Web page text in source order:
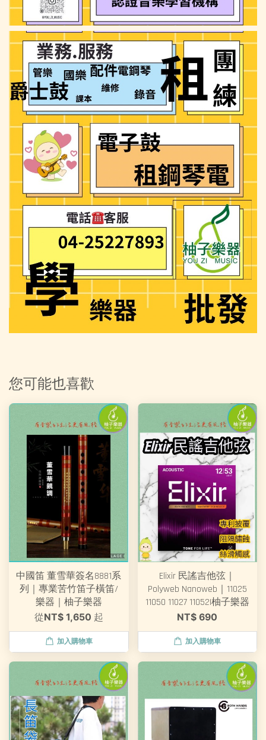
您可能也喜歡
中國笛 董雪華簽名8881系
列｜專業苦竹笛子橫笛/
樂器｜柚子樂器
從NT$ 1,650 起
加入購物車
Elixir 民謠吉他弦｜
Polyweb Nanoweb｜11025
11050 11027 11052|柚子樂器
NT$ 690
加入購物車